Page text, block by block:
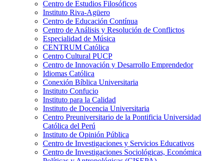
Centro de Estudios Filosóficos
Instituto Riva-Agüero
Centro de Educación Contínua
Centro de Análisis y Resolución de Conflictos
Especialidad de Música
CENTRUM Católica
Centro Cultural PUCP
Centro de Innovación y Desarrollo Emprendedor
Idiomas Católica
Conexión Bíblica Universitaria
Instituto Confucio
Instituto para la Calidad
Instituto de Docencia Universitaria
Centro Preuniversitario de la Pontificia Universidad
Católica del Perú
Instituto de Opinión Pública
Centro de Investigaciones y Servicios Educativos
Centro de Investigaciones Sociológicas, Económica